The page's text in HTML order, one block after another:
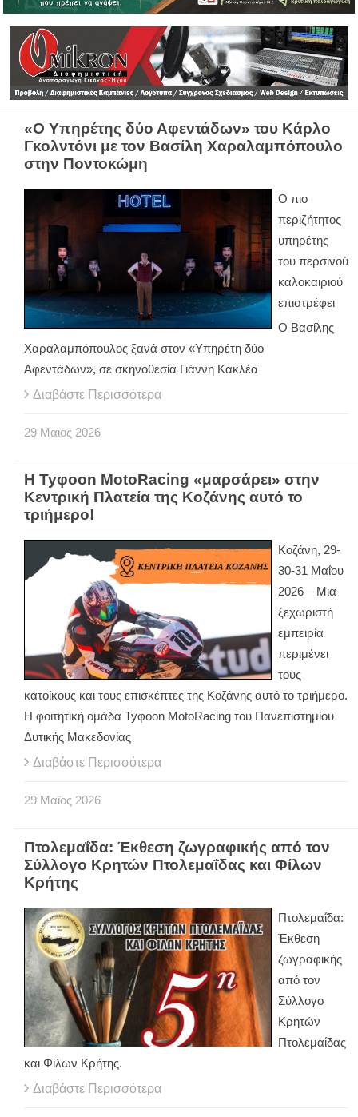
«Ο Υπηρέτης δύο Αφεντάδων» του Κάρλο
Γκολντόνι με τον Βασίλη Χαραλαμπόπουλο
στην Ποντοκώμη
Ο πιο
περιζήτητος
υπηρέτης
του περσινού
καλοκαιριού
επιστρέφει
Ο Βασίλης
Χαραλαμπόπουλος ξανά στον «Υπηρέτη δύο
Αφεντάδων», σε σκηνοθεσία Γιάννη Κακλέα
Διαβάστε Περισσότερα
29 Μαϊος 2026
Η Tyφoon MotoRacing «μαρσάρει» στην
Κεντρική Πλατεία της Κοζάνης αυτό το
τριήμερο!
Κοζάνη, 29-
30-31 Μαΐου
2026 – Μια
ξεχωριστή
εμπειρία
περιμένει
τους
κατοίκους και τους επισκέπτες της Κοζάνης αυτό το τριήμερο.
Η φοιτητική ομάδα Tyφoon MotoRacing του Πανεπιστημίου
Δυτικής Μακεδονίας
Διαβάστε Περισσότερα
29 Μαϊος 2026
Πτολεμαΐδα: Έκθεση ζωγραφικής από τον
Σύλλογο Κρητών Πτολεμαΐδας και Φίλων
Κρήτης
Πτολεμαΐδα:
Έκθεση
ζωγραφικής
από τον
Σύλλογο
Κρητών
Πτολεμαΐδας
και Φίλων Κρήτης.
Διαβάστε Περισσότερα